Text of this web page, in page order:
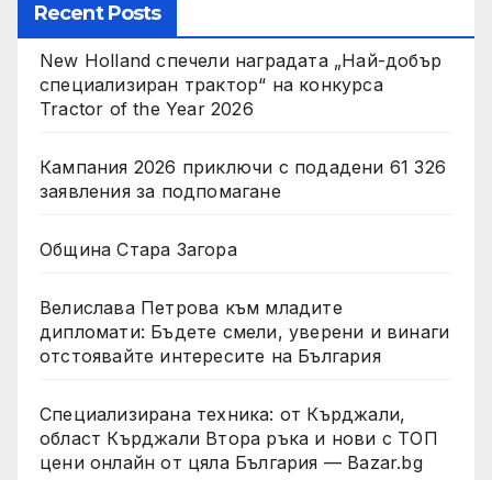
Recent Posts
New Holland спечели наградата „Най-добър
специализиран трактор“ на конкурса
Tractor of the Year 2026
Кампания 2026 приключи с подадени 61 326
заявления за подпомагане
Община Стара Загора
Велислава Петрова към младите
дипломати: Бъдете смели, уверени и винаги
отстоявайте интересите на България
Специализирана техника: от Кърджали,
област Кърджали Втора ръка и нови с ТОП
цени онлайн от цяла България — Bazar.bg